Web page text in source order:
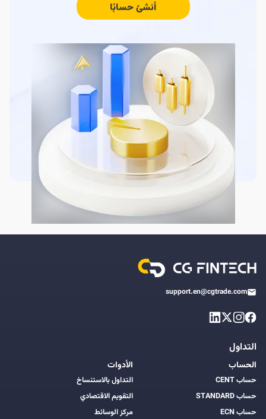
أنشئ حسابًا
support.en@cgtrade.com
التداول
الحساب
حساب CENT
حساب STANDARD
حساب ECN
الأدوات
التداول بالاستنساخ
التقويم الاقتصادي
مركز الوسائط